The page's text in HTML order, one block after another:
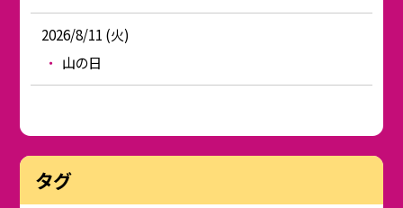
2026/8/11 (火)
山の日
タグ